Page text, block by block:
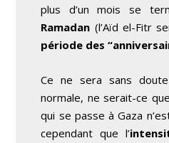
plus d’un mois se
Ramadan (l’Aïd el-Fitr
période des
Ce ne sera sans
normale, ne serait-ce
qui se passe à Gaza
cependant que l’